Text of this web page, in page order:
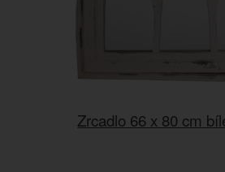
Zrcadlo 66 x 80 cm